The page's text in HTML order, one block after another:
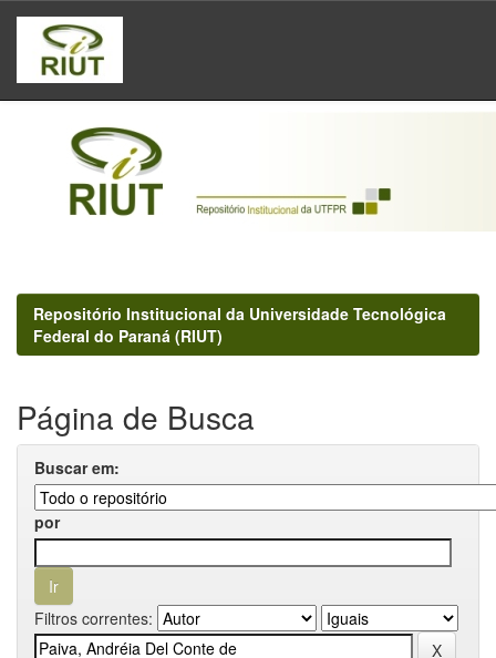
Skip
navigation
Repositório Institucional da Universidade Tecnológica
Federal do Paraná (RIUT)
Página de Busca
Buscar em:
por
Filtros correntes: